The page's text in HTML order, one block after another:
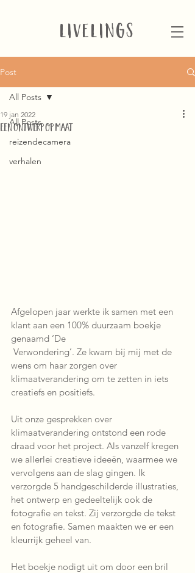
LIVELINGS
Post
All Posts
reizendecamera
verhalen
All Posts
EEN ONTWERP OP MAAT
19 jan 2022
Afgelopen jaar werkte ik samen met een
klant aan een 100% duurzaam boekje
genaamd ‘De
wens om haar zorgen over
klimaatverandering om te zetten in iets
creatiefs en positiefs.
Uit onze gesprekken over
klimaatverandering ontstond een rode
draad voor het project. Als vanzelf kregen
we allerlei creatieve ideeën, waarmee we
vervolgens aan de slag gingen. Ik
verzorgde 5 handgeschilderde illustraties,
het ontwerp en gedeeltelijk ook de
fotografie en tekst. Zij verzorgde de tekst
en fotografie. Samen maakten we er een
kleurrijk geheel van.
Het boekje nodigt uit om door een bril